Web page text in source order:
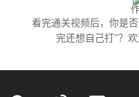
看完通关视频后，你是否
完还想自己打”？